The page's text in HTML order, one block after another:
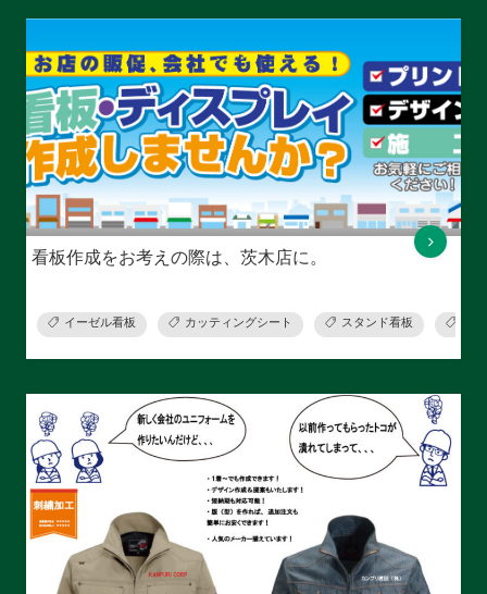
看板作成をお考えの際は、茨木店に。
イーゼル看板 カッティングシート スタンド看板